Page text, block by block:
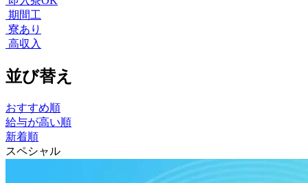
期間工
寮あり
高収入
並び替え
おすすめ順
給与が高い順
新着順
スペシャル